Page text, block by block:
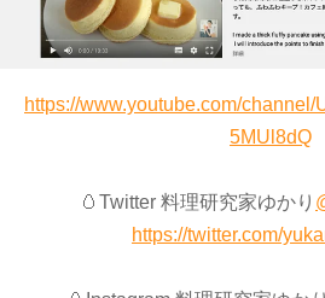
https://www.youtube.com/
5MUl8dQ
🥚Twitter 料理研究家ゆかり
https://twitter.com/